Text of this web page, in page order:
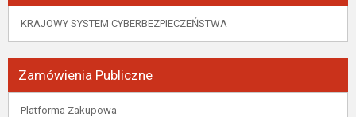
KRAJOWY SYSTEM CYBERBEZPIECZEŃSTWA
Zamówienia Publiczne
Platforma Zakupowa